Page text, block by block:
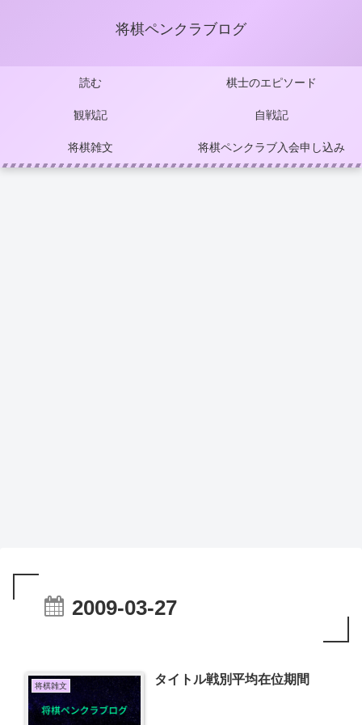
将棋ペンクラブログ
読む 棋士のエピソード
観戦記 自戦記
将棋雑文 将棋ペンクラブ入会申し込み
2009-03-27
将棋雑文 タイトル戦別平均在位期間